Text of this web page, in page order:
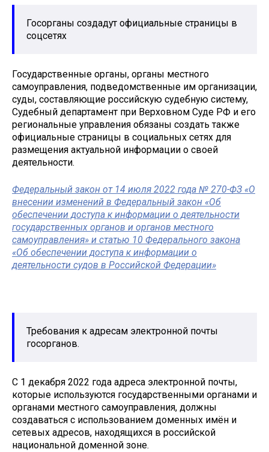
Госорганы создадут официальные страницы в
соцсетях
Государственные органы, органы местного
самоуправления, подведомственные им организации,
суды, составляющие российскую судебную систему,
Судебный департамент при Верховном Суде РФ и его
региональные управления обязаны создать также
официальные страницы в социальных сетях для
размещения актуальной информации о своей
деятельности.
Федеральный закон от 14 июля 2022 года № 270-ФЗ «О
внесении изменений в Федеральный закон «Об
обеспечении доступа к информации о деятельности
государственных органов и органов местного
самоуправления» и статью 10 Федерального закона
«Об обеспечении доступа к информации о
деятельности судов в Российской Федерации»
Требования к адресам электронной почты
госорганов.
С 1 декабря 2022 года адреса электронной почты,
которые используются государственными органами и
органами местного самоуправления, должны
создаваться с использованием доменных имён и
сетевых адресов, находящихся в российской
национальной доменной зоне.